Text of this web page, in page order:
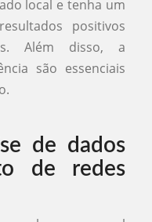
local e tenha um
positivos
Além disso, a
são essenciais
de dados
de redes